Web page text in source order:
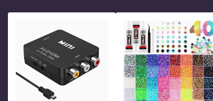
tuotteen paino: 2 kg
Tuotenro
Tuoteturvallisuustiedot